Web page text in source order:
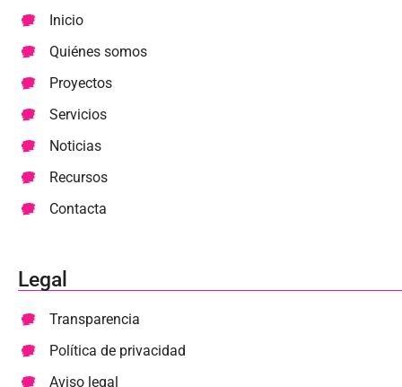
Inicio
Quiénes somos
Proyectos
Servicios
Noticias
Recursos
Contacta
Legal
Transparencia
Política de privacidad
Aviso legal